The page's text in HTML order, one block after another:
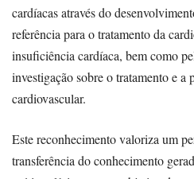
cardíacas através do
referência para o tratamento da
insuficiência cardíaca, bem como
investigação sobre o tratamento e a
cardiovascular.
Este reconhecimento valoriza um
transferência do conhecimento